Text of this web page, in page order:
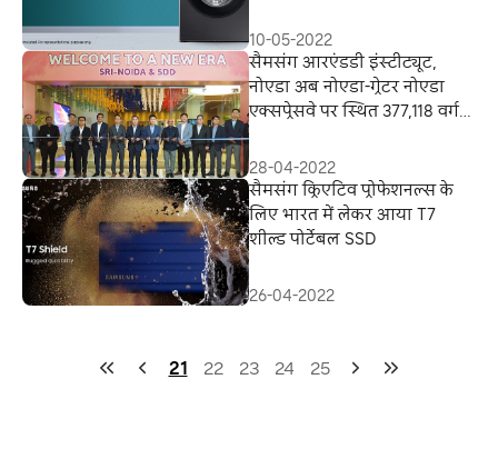
शामिल किए उच्च क्षमता वाले
मॉडल
10-05-2022
सैमसंग आरएंडडी इंस्टीट्यूट,
नोएडा अब नोएडा-ग्रेटर नोएडा
एक्सप्रेसवे पर स्थित 377,118 वर्ग
में हुआ स्थानांतरित
28-04-2022
सैमसंग क्रिएटिव प्रोफेशनल्स के
लिए भारत में लेकर आया T7
शील्ड पोर्टेबल SSD
26-04-2022
21 22 23 24 25